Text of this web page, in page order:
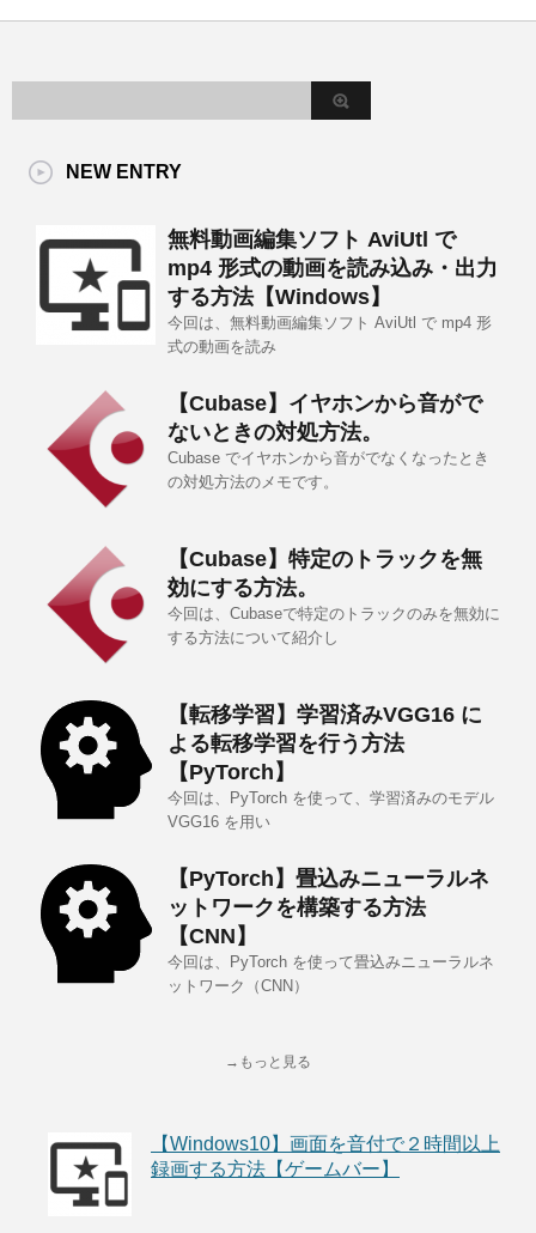
NEW ENTRY
無料動画編集ソフト AviUtl で
mp4 形式の動画を読み込み・出力
する方法【Windows】
今回は、無料動画編集ソフト AviUtl で mp4 形
式の動画を読み
【Cubase】イヤホンから音がで
ないときの対処方法。
Cubase でイヤホンから音がでなくなったとき
の対処方法のメモです。
【Cubase】特定のトラックを無
効にする方法。
今回は、Cubaseで特定のトラックのみを無効に
する方法について紹介し
【転移学習】学習済みVGG16 に
よる転移学習を行う方法
【PyTorch】
今回は、PyTorch を使って、学習済みのモデル
VGG16 を用い
【PyTorch】畳込みニューラルネ
ットワークを構築する方法
【CNN】
今回は、PyTorch を使って畳込みニューラルネ
ットワーク（CNN）
→もっと見る
【Windows10】画面を音付で２時間以上
録画する方法【ゲームバー】